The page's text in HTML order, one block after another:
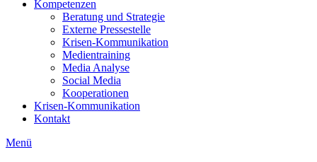
Kompetenzen
Beratung und Strategie
Externe Pressestelle
Krisen-Kommunikation
Medientraining
Media Analyse
Social Media
Kooperationen
Krisen-Kommunikation
Kontakt
Menü